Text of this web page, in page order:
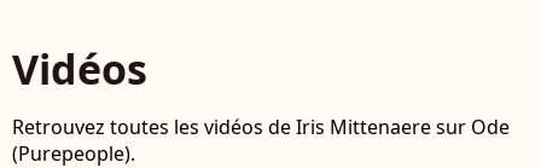
Vidéos
Retrouvez toutes les vidéos de Iris Mittenaere sur Ode
(Purepeople).